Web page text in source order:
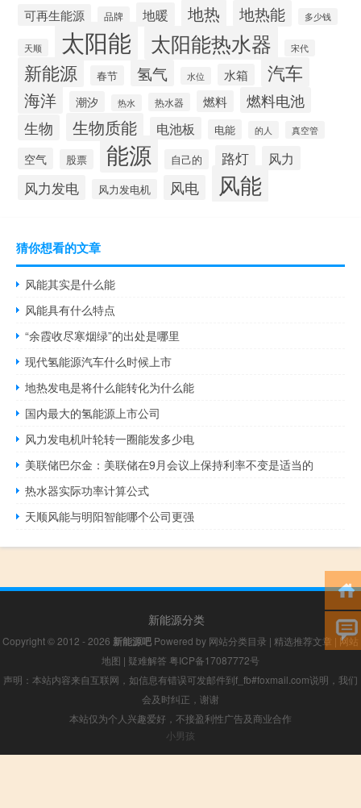
可再生能源 品牌 地暖 地热 地热能 多少钱
天顺 太阳能 太阳能热水器 宋代
新能源 春节 氢气 水位 水箱 汽车
海洋 潮汐 热水 热水器 燃料
燃料电池
生物
生物质能 电池板 电能 的人 真空管
空气 股票 能源 自己的 路灯 风力
风力发电 风力发电机 风电 风能
猜你想看的文章
风能其实是什么能
风能具有什么特点
“余霞收尽寒烟绿”的出处是哪里
现代氢能源汽车什么时候上市
地热发电是将什么能转化为什么能
国内最大的氢能源上市公司
风力发电机叶轮转一圈能发多少电
美联储巴尔金：美联储在9月会议上保持利率不变是适当的
热水器实际功率计算公式
天顺风能与明阳智能哪个公司更强
新能源分类
Copyright © 2012 - 2026 新能源吧 Powered by 网站分类目录 | 精选推荐文章 | 网站
地图 | 疑难解答 粤ICP备17087772号
声明：本站内容来自互联网，如信息有错误可发邮件到f_fb#foxmail.com说明，我们
会及时纠正，谢谢
本站仅为个人兴趣爱好，不接盈利性广告及商业合作
小男孩